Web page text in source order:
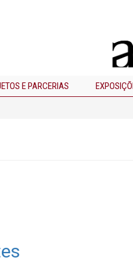
E PARCERIAS